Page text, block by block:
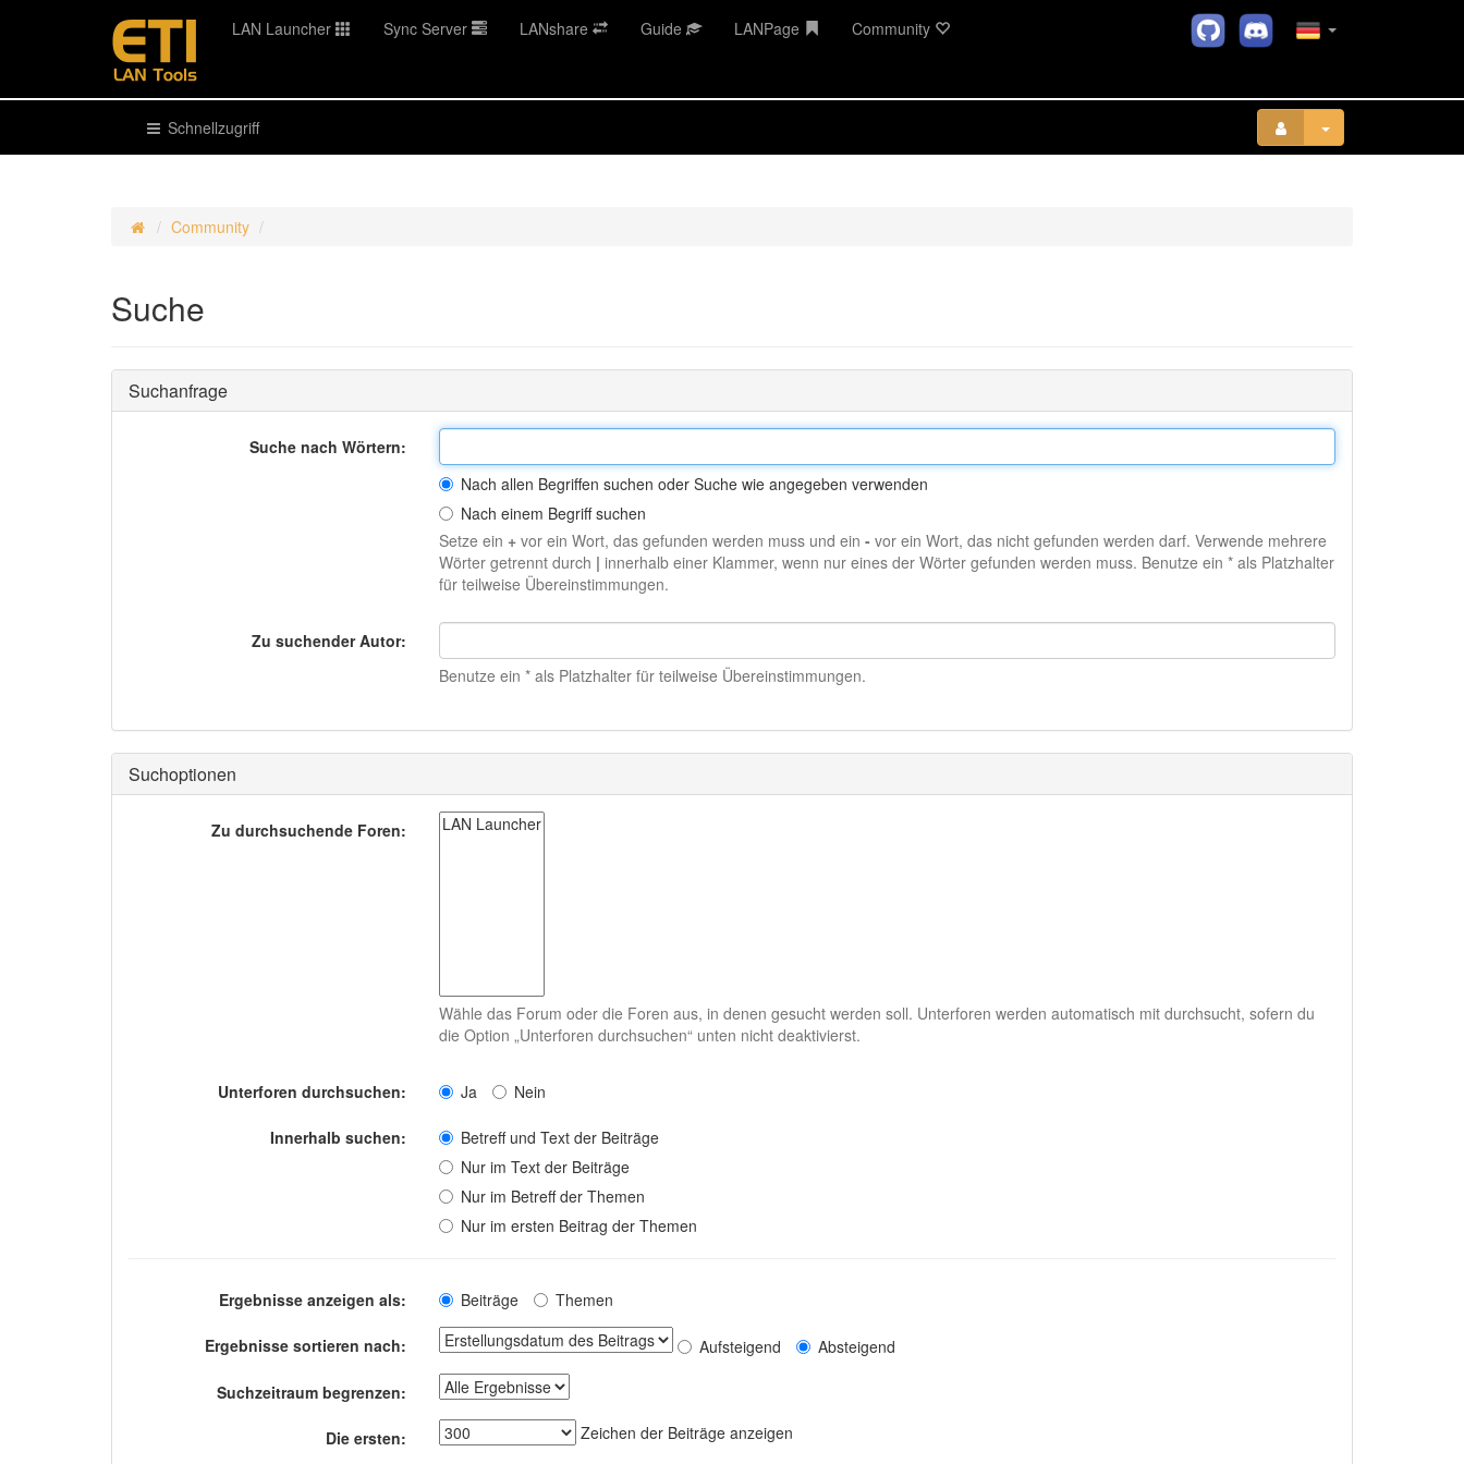
LAN Launcher Sync Server LANshare Guide LANPage Community
Schnellzugriff
Community
Suche
Suchanfrage
Suche nach Wörtern:
Nach allen Begriffen suchen oder Suche wie angegeben verwenden
Nach einem Begriff suchen
Setze ein +vor ein Wort, das gefunden werden muss und ein -vor ein Wort, das nicht gefunden werden darf. Verwende mehrere
Wörter getrennt durch | innerhalb einer Klammer, wenn nur eines der Wörter gefunden werden muss. Benutze ein * als Platzhalter
für teilweise Übereinstimmungen.
Zu suchender Autor:
Benutze ein * als Platzhalter für teilweise Übereinstimmungen.
Suchoptionen
Zu durchsuchende Foren:
Wähle das Forum oder die Foren aus, in denen gesucht werden soll. Unterforen werden automatisch mit durchsucht, sofern du
die Option „Unterforen durchsuchen“ unten nicht deaktivierst.
Unterforen durchsuchen: Ja Nein
Innerhalb suchen:
Betreff und Text der Beiträge
Nur im Text der Beiträge
Nur im Betreff der Themen
Nur im ersten Beitrag der Themen
Ergebnisse anzeigen als: Beiträge Themen
Ergebnisse sortieren nach: Aufsteigend Absteigend
Suchzeitraum begrenzen:
Die ersten: Zeichen der Beiträge anzeigen